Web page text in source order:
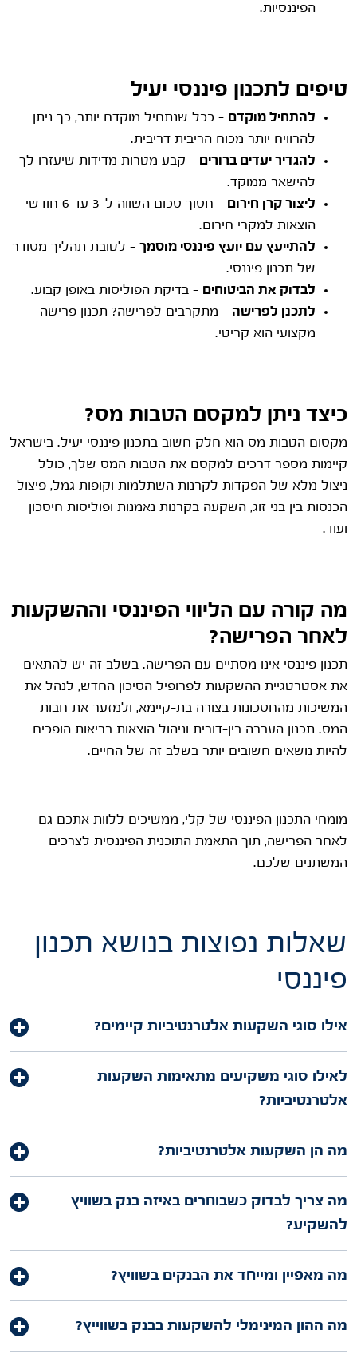
הפיננסיות.
טיפים לתכנון פיננסי יעיל
להתחיל מוקדם – ככל שנתחיל מוקדם יותר, כך ניתן
להרוויח יותר מכוח הריבית דריבית.
להגדיר יעדים ברורים – קבע מטרות מדידות שיעזרו לך
להישאר ממוקד.
ליצור קרן חירום
– חסוך סכום השווה ל-3 עד 6 חודשי
הוצאות למקרי חירום.
להתייעץ עם יועץ פיננסי מוסמך – לטובת תהליך מסודר
של תכנון פיננסי.
לבדוק את הביטוחים – בדיקת הפוליסות באופן קבוע.
לתכנן לפרישה – מתקרבים לפרישה? תכנון פרישה
מקצועי הוא קריטי.
כיצד ניתן למקסם הטבות מס?
מקסום הטבות מס הוא חלק חשוב בתכנון פיננסי יעיל. בישראל
קיימות מספר דרכים למקסם את הטבות המס שלך, כולל
ניצול מלא של הפקדות לקרנות השתלמות וקופות גמל, פיצול
הכנסות בין בני זוג, השקעה בקרנות נאמנות ופוליסות חיסכון
ועוד.
מה קורה עם הליווי הפיננסי וההשקעות
לאחר הפרישה?
תכנון פיננסי אינו מסתיים עם הפרישה. בשלב זה יש להתאים
את אסטרטגיית ההשקעות לפרופיל הסיכון החדש, לנהל את
המשיכות מהחסכונות בצורה בת-קיימא, ולמזער את חבות
המס. תכנון העברה בין-דורית וניהול הוצאות בריאות הופכים
להיות נושאים חשובים יותר בשלב זה של החיים.
מומחי התכנון הפיננסי של קלי, ממשיכים ללוות אתכם גם
לאחר הפרישה, תוך התאמת התוכנית הפיננסית לצרכים
המשתנים שלכם.
שאלות נפוצות בנושא תכנון
פיננסי
אילו סוגי השקעות אלטרנטיביות קיימים?
לאילו סוגי משקיעים מתאימות השקעות
אלטרנטיביות?
מה הן השקעות אלטרנטיביות?
מה צריך לבדוק כשבוחרים באיזה בנק בשוויץ
להשקיע?
מה מאפיין ומייחד את הבנקים בשוויץ?
מה ההון המינימלי להשקעות בבנק בשווייץ?